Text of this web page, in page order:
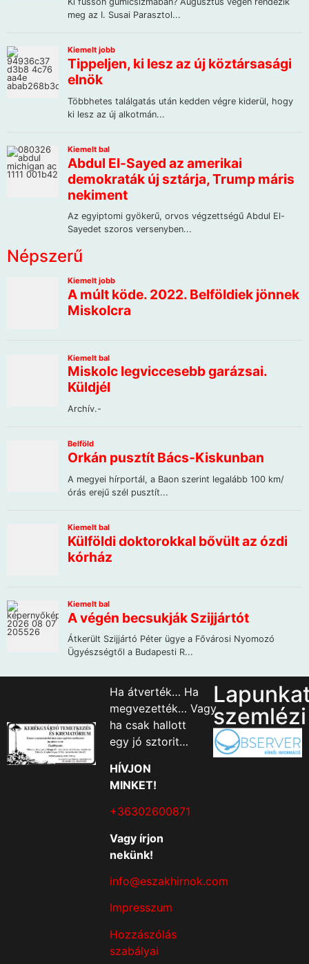
Népszerű
Ha átverték… Ha
megvezették… Vagy
ha csak hallott
egy jó sztorit…
HÍVJON
MINKET!
+36302600871
Vagy írjon
nekünk!
info@eszakhirnok.com
Impresszum
Hozzászólás
szabályai
szemlézi